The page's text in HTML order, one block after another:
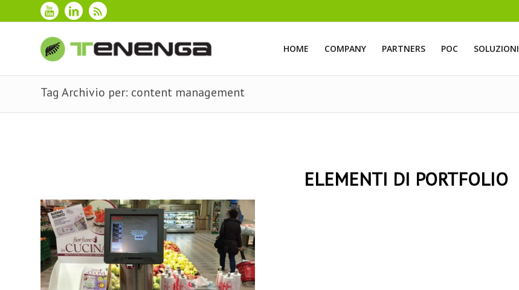
HOME COMPANY PARTNERS POC SOLUZIONI
Tag Archivio per: content management
ELEMENTI DI PORTFOLIO